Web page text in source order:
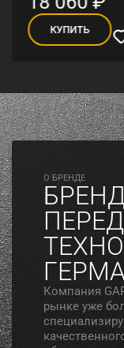
КУПИТЬ
O БРЕНДЕ
БРЕНД
Компания
рынке уже